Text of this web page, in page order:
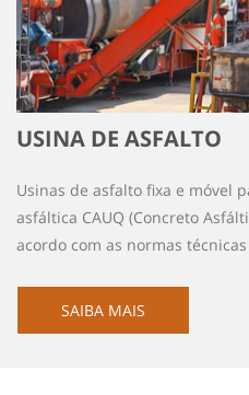
USINA DE ASFALTO
Usinas de asfalto fixa e móvel
asfáltica CAUQ (Concreto
acordo com as normas técnicas
SAIBA MAIS